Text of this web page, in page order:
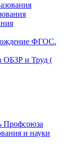
ФГОС.
ОБЗР и Труд (
Профсоюза
и науки